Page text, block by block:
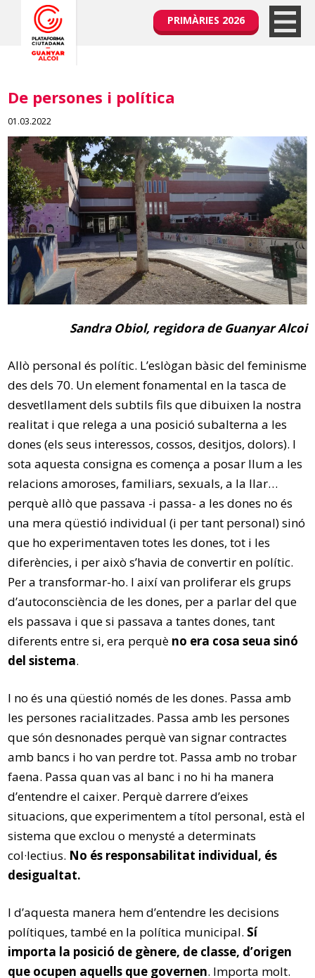
PRIMÀRIES 2026
De persones i política
01.03.2022
Sandra Obiol, regidora de Guanyar Alcoi
Allò personal és polític. L’eslògan bàsic del feminisme
des dels 70. Un element fonamental en la tasca de
desvetllament dels subtils fils que dibuixen la nostra
realitat i que relega a una posició subalterna a les
dones (els seus interessos, cossos, desitjos, dolors). I
sota aquesta consigna es comença a posar llum a les
relacions amoroses, familiars, sexuals, a la llar…
perquè allò que passava -i passa- a les dones no és
una mera qüestió individual (i per tant personal) sinó
que ho experimentaven totes les dones, tot i les
diferències, i per això s’havia de convertir en polític.
Per a transformar-ho. I així van proliferar els grups
d’autoconsciència de les dones, per a parlar del que
els passava i que si passava a tantes dones, tant
diferents entre si, era perquè no era cosa seua sinó
del sistema.
I no és una qüestió només de les dones. Passa amb
les persones racialitzades. Passa amb les persones
que són desnonades perquè van signar contractes
amb bancs i ho van perdre tot. Passa amb no trobar
faena. Passa quan vas al banc i no hi ha manera
d’entendre el caixer. Perquè darrere d’eixes
situacions, que experimentem a títol personal, està el
sistema que exclou o menysté a determinats
col·lectius. No és responsabilitat individual, és
desigualtat.
I d’aquesta manera hem d’entendre les decisions
polítiques, també en la política municipal. Sí
importa la posició de gènere, de classe, d’origen
que ocupen aquells que governen. Importa molt.